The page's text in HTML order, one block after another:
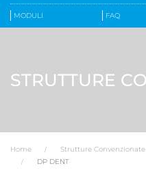
MODULI FAQ
STRUTTURE
Home Strutture Convenzionate
DP DENT